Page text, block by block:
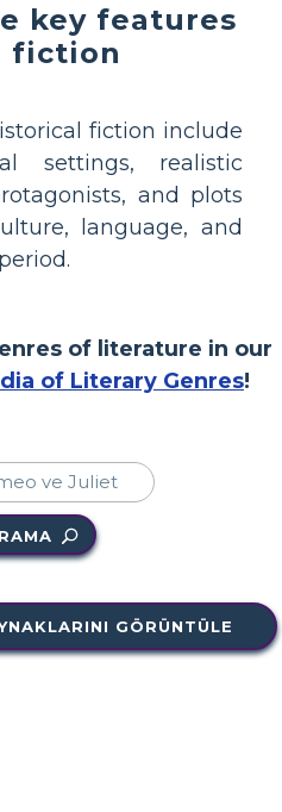
key features
fiction
fiction include
settings, realistic
and plots
language, and
of literature in our
of Literary Genres!
GÖRÜNTÜLE